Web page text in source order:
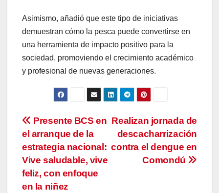
Asimismo, añadió que este tipo de iniciativas
demuestran cómo la pesca puede convertirse en
una herramienta de impacto positivo para la
sociedad, promoviendo el crecimiento académico
y profesional de nuevas generaciones.
Navegación
de
entradas
Realizan jornada de
descacharrización
contra el dengue en
Comondú
Presente BCS en
el arranque de la
estrategia nacional:
Vive saludable, vive
feliz, con enfoque
en la niñez